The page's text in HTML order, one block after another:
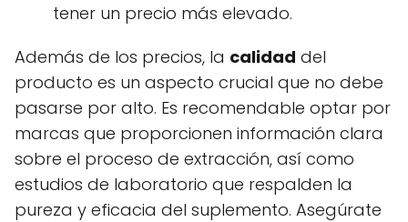
tener un precio más elevado.
Además de los precios, la calidad del
producto es un aspecto crucial que no debe
pasarse por alto. Es recomendable optar por
marcas que proporcionen información clara
sobre el proceso de extracción, así como
estudios de laboratorio que respalden la
pureza y eficacia del suplemento. Asegúrate